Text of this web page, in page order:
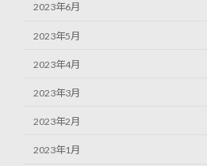
2023年6月
2023年5月
2023年4月
2023年3月
2023年2月
2023年1月